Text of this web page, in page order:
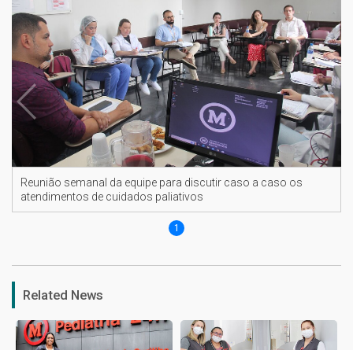
Reunião semanal da equipe para discutir caso a caso os
atendimentos de cuidados paliativos
1
Related News